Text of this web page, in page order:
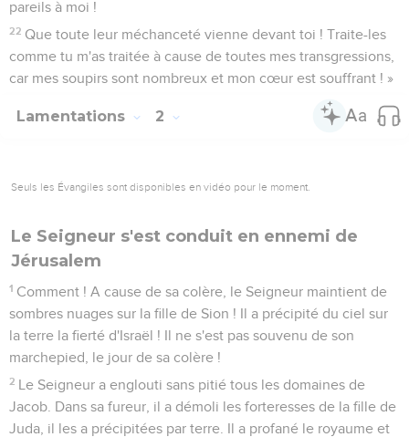
pareils à moi !
22 Que toute leur méchanceté vienne devant toi ! Traite-les
comme tu m'as traitée à cause de toutes mes transgressions,
car mes soupirs sont nombreux et mon cœur est souffrant ! »
Lamentations 2
Seuls les Évangiles sont disponibles en vidéo pour le moment.
Le Seigneur s'est conduit en ennemi de
Jérusalem
1 Comment ! A cause de sa colère, le Seigneur maintient de
sombres nuages sur la fille de Sion ! Il a précipité du ciel sur
la terre la fierté d'Israël ! Il ne s'est pas souvenu de son
marchepied, le jour de sa colère !
2 Le Seigneur a englouti sans pitié tous les domaines de
Jacob. Dans sa fureur, il a démoli les forteresses de la fille de
Juda, il les a précipitées par terre. Il a profané le royaume et